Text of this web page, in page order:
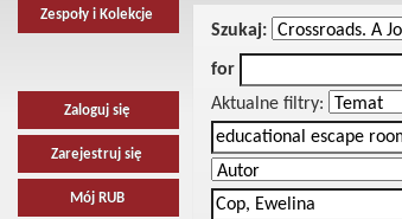
Zespoły i Kolekcje
Zaloguj się
Zarejestruj się
Mój RUB
Szukaj:
for
Aktualne filtry: